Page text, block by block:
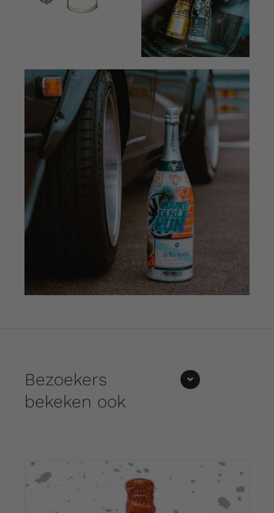
Bezoekers
bekeken ook